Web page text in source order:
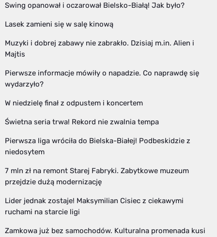
Swing opanował i oczarował Bielsko-Białą! Jak było?
Lasek zamieni się w salę kinową
Muzyki i dobrej zabawy nie zabrakło. Dzisiaj m.in. Alien i
Majtis
Pierwsze informacje mówiły o napadzie. Co naprawdę się
wydarzyło?
W niedzielę finał z odpustem i koncertem
Świetna seria trwa! Rekord nie zwalnia tempa
Pierwsza liga wróciła do Bielska-Białej! Podbeskidzie z
niedosytem
7 mln zł na remont Starej Fabryki. Zabytkowe muzeum
przejdzie dużą modernizację
Lider jednak zostaje! Maksymilian Cisiec z ciekawymi
ruchami na starcie ligi
Zamkowa już bez samochodów. Kulturalna promenada kusi